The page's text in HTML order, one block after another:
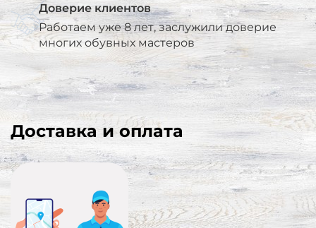
Доверие клиентов
Работаем уже 8 лет, заслужили доверие
многих обувных мастеров
Доставка и оплата